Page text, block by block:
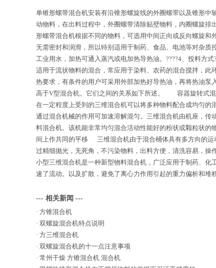
单锥形螺带混合机安装有沿锥形螺旋线的外圈螺带以及锥形
动物料，在出料过程中，外圈螺带清除贴壁物料，内圈螺旋排
形螺带混合机根据不同的物料，可选用中间正向或反向螺旋和
无需密封和润滑，所以特别适用于制药、食品、电池等对杂质
工业用水，加热可通入蒸汽或电加热导热油。????4、投料方
适用于流状物料的混合，常应用于染料、农药的混合搅拌，此
热要求，有条件的用户可采用外部加热好导热油，再将热油
高于V型混合机。它们之间的关系如下所述。 容器旋转式混
在一定程度上受到的三维混合机可以将多种物料配合成均匀
通过混合机械的作用可加速溶解混匀。三维混合机由机座，
料混合机。该机能非常均匀混合活动性能好的粉状或颗粒
间上作共同的平移 三维混合机由于混合桶体具有多方向的运
过精细抛光，无死角，不污染物料，出料方便，清洗容易，操
小型三维混合机是一种新型物料混合机，广泛应用于制药、
速了流动。以及扩散，避免了离心力作用引起的重力偏析和
--- 相关新闻 ---
· 方锥混合机
· 双螺旋混合机特点说明
· 方三维混合机
· 双螺旋混合机的十一点注意事项
· 常州干燥 方锥混合机 混合机